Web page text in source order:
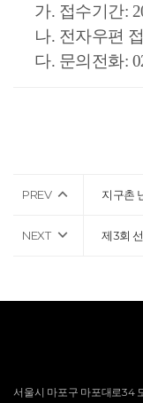
가. 접수기간:
나. 전자우편
다. 문의전화:
PREV 지구촌
NEXT 제3회
서울시 마포구 마포대로34